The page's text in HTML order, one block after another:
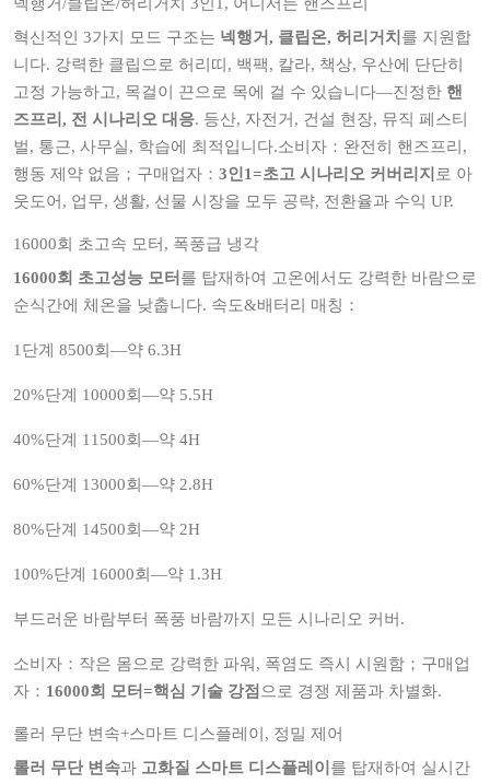
혁신적인 3가지 모드 구조는 넥행거, 클립온, 허리거치 를 지원합
니다. 강력한 클립으로 허리띠, 백팩, 칼라, 책상, 우산에 단단히
고정 가능하고, 목걸이 끈으로 목에 걸 수 있습니다—진정한 핸
즈프리, 전 시나리오 대응. 등산, 자전거, 건설 현장, 뮤직 페스티
벌, 통근, 사무실, 학습에 최적입니다.소비자：완전히 핸즈프리,
행동 제약 없음；구매업자： 3인1=초고 시나리오 커버리지 로 아
웃도어, 업무, 생활, 선물 시장을 모두 공략, 전환율과 수익 UP.
16000회 초고속 모터, 폭풍급 냉각
16000회 초고성능 모터 를 탑재하여 고온에서도 강력한 바람으로
순식간에 체온을 낮춥니다. 속도&배터리 매칭：
1단계 8500회—약 6.3H
20%단계 10000회—약 5.5H
40%단계 11500회—약 4H
60%단계 13000회—약 2.8H
80%단계 14500회—약 2H
100%단계 16000회—약 1.3H
부드러운 바람부터 폭풍 바람까지 모든 시나리오 커버.
소비자：작은 몸으로 강력한 파워, 폭염도 즉시 시원함；구매업
자： 16000회 모터=핵심 기술 강점 으로 경쟁 제품과 차별화.
롤러 무단 변속+스마트 디스플레이, 정밀 제어
롤러 무단 변속과 고화질 스마트 디스플레이 를 탑재하여 실시간